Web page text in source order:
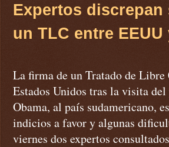
Expertos discrepan
un TLC entre EEUU
La firma de un Tratado de
Estados Unidos tras la visita
Obama, al país sudamericano,
indicios a favor y algunas
viernes dos expertos